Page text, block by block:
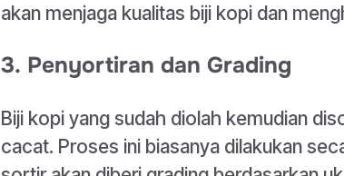
akan menjaga kualitas biji kopi dan
3. Penyortiran dan Grading
Biji kopi yang sudah diolah kemudian
cacat. Proses ini biasanya dilakukan